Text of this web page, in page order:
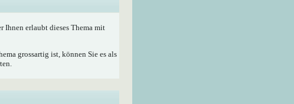
Ihnen erlaubt dieses Thema mit
grossartig ist, können Sie es als